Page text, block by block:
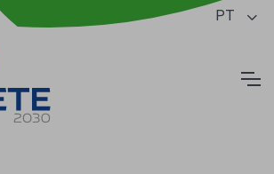
principal da página PT